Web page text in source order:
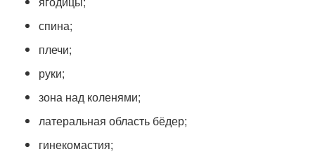
спина;
плечи;
руки;
зона над коленями;
латеральная область бёдер;
гинекомастия;